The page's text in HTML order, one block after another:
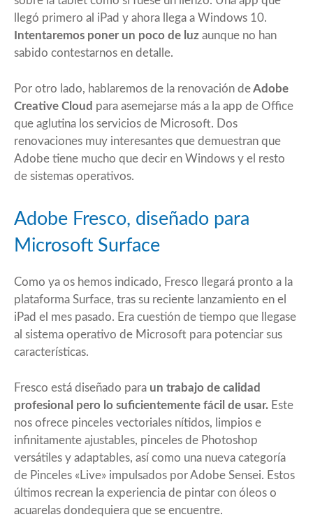
llegó primero al iPad y ahora llega a Windows 10.
Intentaremos poner un poco de luz aunque no han
sabido contestarnos en detalle.
Por otro lado, hablaremos de la renovación deAdobe
Creative Cloud para asemejarse más a la app de Office
que aglutina los servicios de Microsoft. Dos
renovaciones muy interesantes que demuestran que
Adobe tiene mucho que decir en Windows y el resto
de sistemas operativos.
Adobe Fresco, diseñado para
Microsoft Surface
Como ya os hemos indicado, Fresco llegará pronto a la
plataforma Surface, tras su reciente lanzamiento en el
iPad el mes pasado. Era cuestión de tiempo que llegase
al sistema operativo de Microsoft para potenciar sus
características.
Fresco está diseñado para un trabajo de calidad
profesional pero lo suficientemente fácil de usar. Este
nos ofrece pinceles vectoriales nítidos, limpios e
infinitamente ajustables, pinceles de Photoshop
versátiles y adaptables, así como una nueva categoría
de Pinceles «Live» impulsados por Adobe Sensei. Estos
últimos recrean la experiencia de pintar con óleos o
acuarelas dondequiera que se encuentre.